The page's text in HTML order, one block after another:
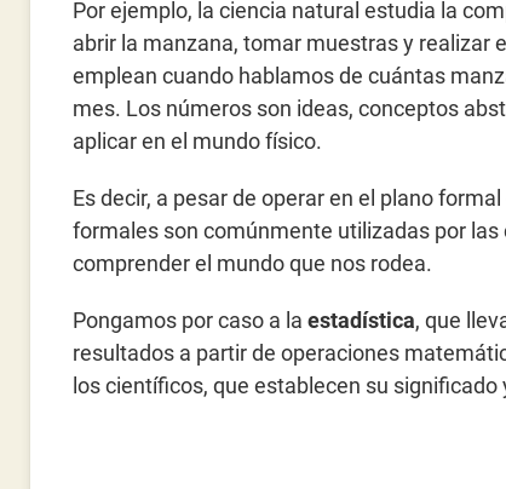
Por ejemplo, la ciencia natural estudia la
abrir la manzana, tomar muestras y realizar
emplean cuando hablamos de cuántas
mes. Los números son ideas, conceptos
aplicar en el mundo físico.
Es decir, a pesar de operar en el plano
formales son comúnmente utilizadas por
comprender el mundo que nos rodea.
Pongamos por caso a la estadística, que
resultados a partir de operaciones
los científicos, que establecen su significado